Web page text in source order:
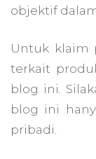
objektif
Untuk klaim
terkait
blog ini.
blog ini
pribadi.